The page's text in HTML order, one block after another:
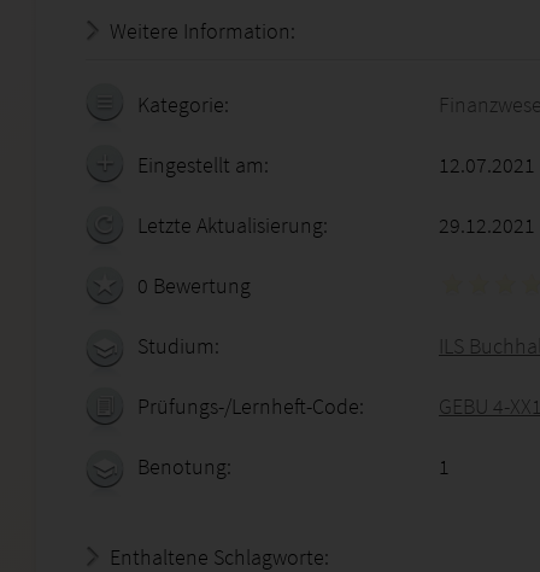
Weitere Information:
Kategorie:
Eingestellt am:
Letzte Aktualisierung: 29.12.2021
0 Bewertung
Studium: ILS
Prüfungs-/Lernheft-Code: GEBU 4-
Benotung: 1
Enthaltene Schlagworte: